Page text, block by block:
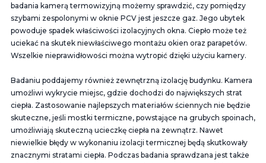
badania kamerą termowizyjną możemy sprawdzić, czy pomiędzy
szybami zespolonymi w oknie PCV jest jeszcze gaz. Jego ubytek
powoduje spadek właściwości izolacyjnych okna. Ciepło może też
uciekać na skutek niewłaściwego montażu okien oraz parapetów.
Wszelkie nieprawidłowości można wytropić dzięki użyciu kamery.
Badaniu poddajemy również zewnętrzną izolację budynku. Kamera
umożliwi wykrycie miejsc, gdzie dochodzi do największych strat
ciepła. Zastosowanie najlepszych materiałów ściennych nie będzie
skuteczne, jeśli mostki termiczne, powstające na grubych spoinach,
umożliwiają skuteczną ucieczkę ciepła na zewnątrz. Nawet
niewielkie błędy w wykonaniu izolacji termicznej będą skutkowały
znacznymi stratami ciepła. Podczas badania sprawdzana jest także